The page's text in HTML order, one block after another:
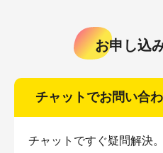
お申し込
チャットでお問い合
チャットですぐ疑問解決